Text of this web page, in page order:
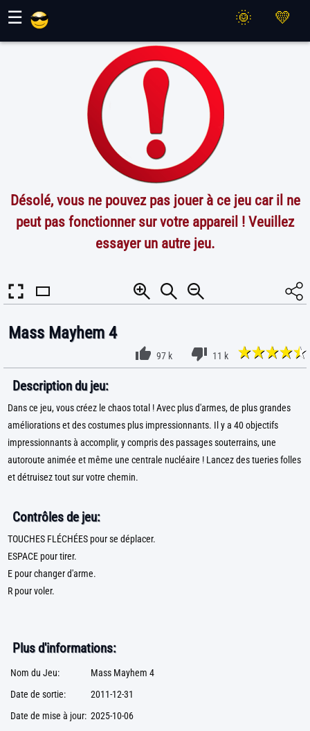
☰
Désolé, vous ne pouvez pas jouer à ce jeu car il ne
peut pas fonctionner sur votre appareil ! Veuillez
essayer un autre jeu.
Mass Mayhem 4
97 k 11 k
Description du jeu:
Dans ce jeu, vous créez le chaos total ! Avec plus d'armes, de plus grandes
améliorations et des costumes plus impressionnants. Il y a 40 objectifs
impressionnants à accomplir, y compris des passages souterrains, une
autoroute animée et même une centrale nucléaire ! Lancez des tueries folles
et détruisez tout sur votre chemin.
Contrôles de jeu:
TOUCHES FLÉCHÉES pour se déplacer.
ESPACE pour tirer.
E pour changer d'arme.
R pour voler.
Plus d'informations:
Nom du Jeu:
Mass Mayhem 4
Date de sortie:
2011-12-31
Date de mise à jour: 2025-10-06